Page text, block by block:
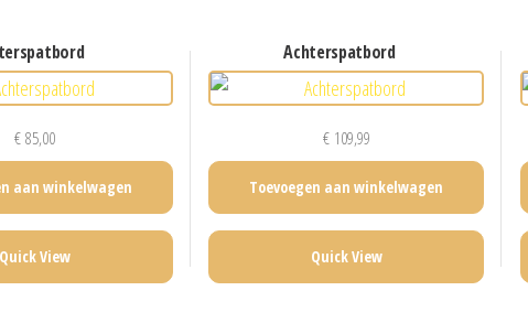
€85,00
aan winkelwagen
Quick View
achterspatbord
€109,99
Toevoegen aan winkelwagen
Quick View